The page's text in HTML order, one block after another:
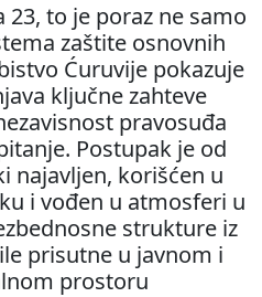
to je poraz ne samo
zaštite osnovnih
Ćuruvije pokazuje
ključne zahteve
pravosuđa
Postupak je od
najavljen, korišćen u
i vođen u atmosferi u
strukture iz
prisutne u javnom i
prostoru